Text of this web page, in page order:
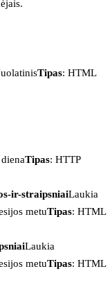
Tipas: HTML
Tipas: HTTP
ir-straipsniaiLaukia
metuTipas: HTML
Laukia
metuTipas: HTML